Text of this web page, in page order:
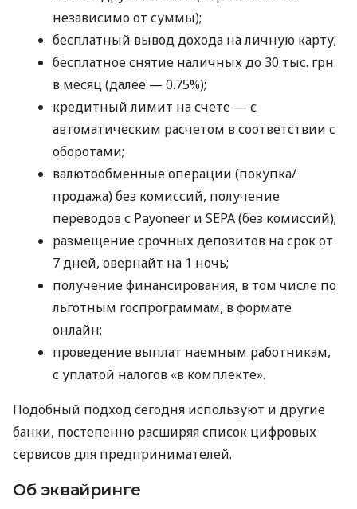
независимо от суммы);
бесплатный вывод дохода на личную карту;
бесплатное снятие наличных до 30 тыс. грн
в месяц (далее — 0.75%);
кредитный лимит на счете — с
автоматическим расчетом в соответствии с
оборотами;
валютообменные операции (покупка/
продажа) без комиссий, получение
переводов с Payoneer и SEPA (без комиссий);
размещение срочных депозитов на срок от
7 дней, овернайт на 1 ночь;
получение финансирования, в том числе по
льготным госпрограммам, в формате
онлайн;
проведение выплат наемным работникам,
с уплатой налогов «в комплекте».
Подобный подход сегодня используют и другие
банки, постепенно расширяя список цифровых
сервисов для предпринимателей.
Об эквайринге